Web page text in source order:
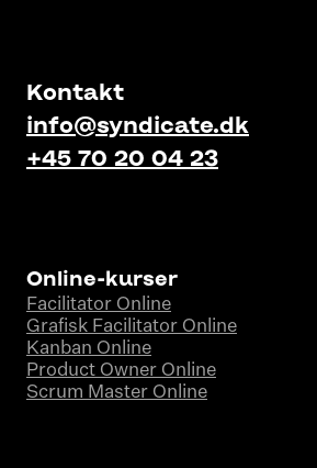
Kontakt
info@syndicate.dk
+45 70 20 04 23
Online-kurser
Facilitator Online
Grafisk Facilitator Online
Kanban Online
Product Owner Online
Scrum Master Online